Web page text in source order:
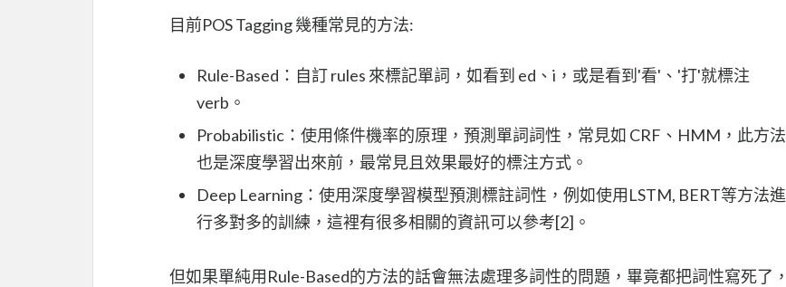
目前POS Tagging 幾種常見的方法:
Rule-Based：自訂 rules 來標記單詞，如看到 ed、i，或是看到'看'、'打'就標注
verb。
Probabilistic：使用條件機率的原理，預測單詞詞性，常見如 CRF、HMM，此方法
也是深度學習出來前，最常見且效果最好的標注方式。
Deep Learning：使用深度學習模型預測標註詞性，例如使用LSTM, BERT等方法進
行多對多的訓練，這裡有很多相關的資訊可以參考[2]。
但如果單純用Rule-Based的方法的話會無法處理多詞性的問題，畢竟都把詞性寫死了，